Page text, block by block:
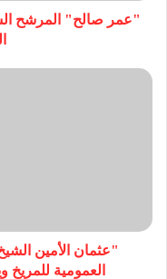
"عمر صالح" المرشح
"عثمان الأمين
العمومية للمريخ